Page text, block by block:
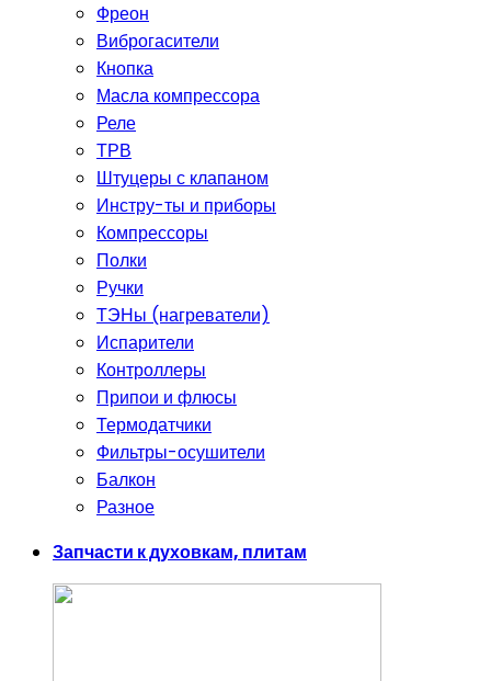
Фреон
Виброгасители
Кнопка
Масла компрессора
Реле
ТРВ
Штуцеры с клапаном
Инстру-ты и приборы
Компрессоры
Полки
Ручки
ТЭНы (нагреватели)
Испарители
Контроллеры
Припои и флюсы
Термодатчики
Фильтры-осушители
Балкон
Разное
Запчасти к духовкам, плитам